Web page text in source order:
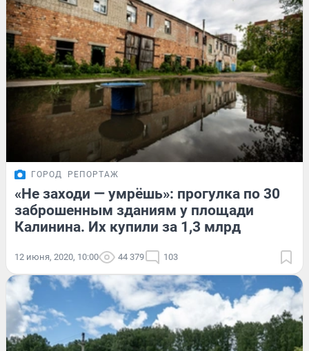
ГОРОД РЕПОРТАЖ
«Не заходи — умрёшь»: прогулка по 30
заброшенным зданиям у площади
Калинина. Их купили за 1,3 млрд
12 июня, 2020, 10:00 44 379 103